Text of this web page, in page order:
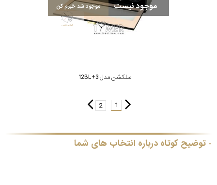
موجود نیست موجود شد خبرم کن
سلکشن مدل 3+12BL
1
2
توضیح کوتاه درباره انتخاب های شما